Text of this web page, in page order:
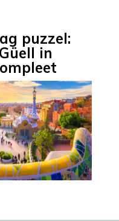
puzzel:
in